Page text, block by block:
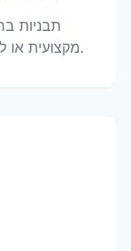
תבניות
מקצועית או למשלוח כמתנה דיגיטלית נוחה באימייל.